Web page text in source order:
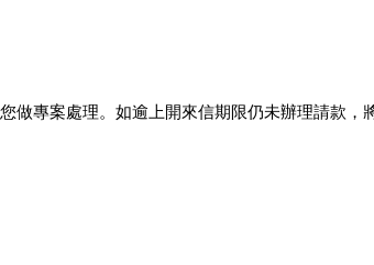
做專案處理。如逾上開來信期限仍未辦理請款，